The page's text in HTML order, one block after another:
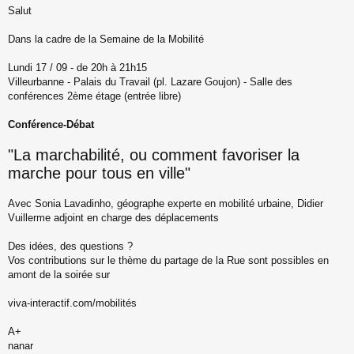
e
s
e
o
u
Salut
Dans la cadre de la Semaine de la Mobilité
Lundi 17 / 09 - de 20h à 21h15
Villeurbanne - Palais du Travail (pl. Lazare Goujon) - Salle des
conférences 2ème étage (entrée libre)
Conférence-Débat
"La marchabilité, ou comment favoriser la
marche pour tous en ville"
Avec Sonia Lavadinho, géographe experte en mobilité urbaine, Didier
Vuillerme adjoint en charge des déplacements
Des idées, des questions ?
Vos contributions sur le thème du partage de la Rue sont possibles en
amont de la soirée sur
viva-interactif.com/mobilités
A+
nanar